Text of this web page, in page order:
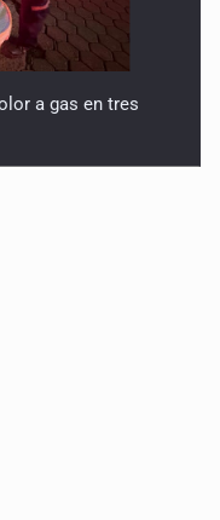
a gas en tres